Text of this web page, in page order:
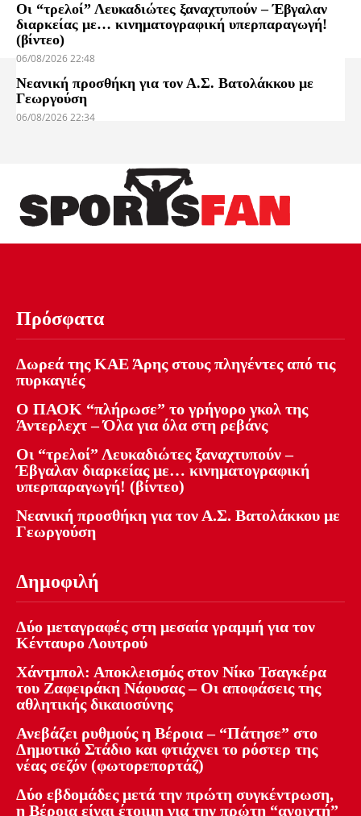
Οι “τρελοί” Λευκαδιώτες ξαναχτυπούν – Έβγαλαν
διαρκείας με… κινηματογραφική υπερπαραγωγή!
(βίντεο)
06/08/2026 22:48
Νεανική προσθήκη για τον Α.Σ. Βατολάκκου με
Γεωργούση
06/08/2026 22:34
Πρόσφατα
Δωρεά της ΚΑΕ Άρης στους πληγέντες από τις
πυρκαγιές
Ο ΠΑΟΚ “πλήρωσε” το γρήγορο γκολ της
Άντερλεχτ – Όλα για όλα στη ρεβάνς
Οι “τρελοί” Λευκαδιώτες ξαναχτυπούν –
Έβγαλαν διαρκείας με… κινηματογραφική
υπερπαραγωγή! (βίντεο)
Νεανική προσθήκη για τον Α.Σ. Βατολάκκου με
Γεωργούση
Δημοφιλή
Δύο μεταγραφές στη μεσαία γραμμή για τον
Κένταυρο Λουτρού
Χάντμπολ: Αποκλεισμός στον Νίκο Τσαγκέρα
του Ζαφειράκη Νάουσας – Οι αποφάσεις της
αθλητικής δικαιοσύνης
Ανεβάζει ρυθμούς η Βέροια – “Πάτησε” στο
Δημοτικό Στάδιο και φτιάχνει το ρόστερ της
νέας σεζόν (φωτορεπορτάζ)
Δύο εβδομάδες μετά την πρώτη συγκέντρωση,
η Βέροια είναι έτοιμη για την πρώτη “ανοιχτή”